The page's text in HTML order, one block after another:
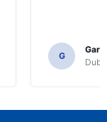
G
Gary